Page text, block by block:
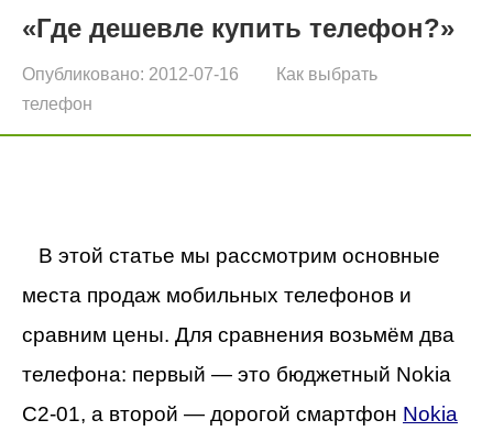
с
«Где дешевле купить телефон?»
Опубликовано: 2012-07-16
Как выбрать
телефон
В этой статье мы рассмотрим основные
места продаж мобильных телефонов и
сравним цены. Для сравнения возьмём два
телефона: первый — это бюджетный Nokia
C2-01, а второй — дорогой смартфон Nokia